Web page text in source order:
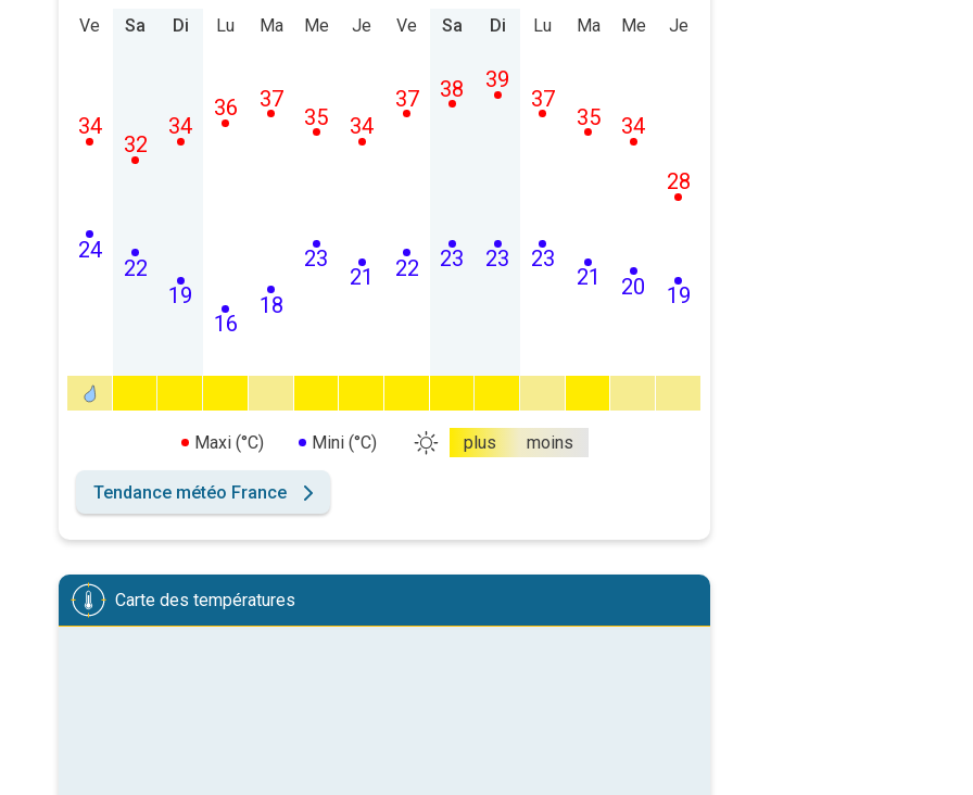
Ve
24
34
Sa
22
32
Di
19
34
Lu
16
36
Ma
18
37
Me
23
35
Je
21
34
Ve
22
37
Sa
23
38
Di
23
39
Lu
23
37
Ma
21
35
Me
20
34
Je
19
28
Maxi (°C) Mini (°C) plus moins
Tendance météo France
Carte des températures